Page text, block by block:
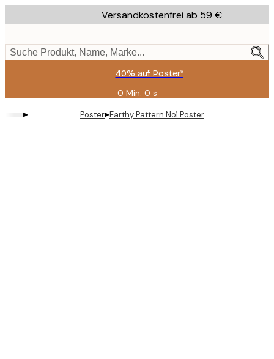
to
content.
Versandkostenfrei ab 59 €
Suche Produkt, Name, Marke...
40% auf Poster*
0 Min. 0 s
Gültig
bis:
2026-
▸ Poster▸Earthy Pattern No1 Poster